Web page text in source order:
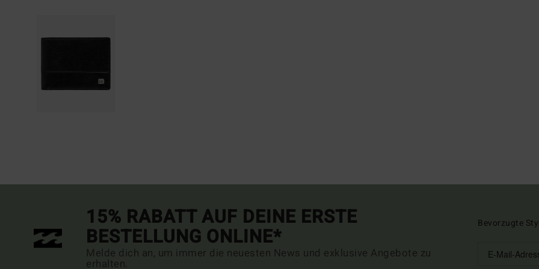
15% RABATT AUF DEINE ERSTE
BESTELLUNG ONLINE*
Melde dich an, um immer die neuesten News und exklusive Angebote zu
erhalten.
Bevorzugte